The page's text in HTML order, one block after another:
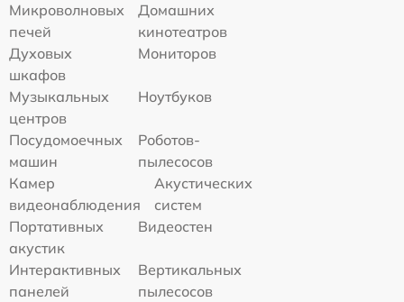
Микроволновых
печей
Домашних
кинотеатров
Духовых
шкафов
Мониторов
Музыкальных
центров
Ноутбуков
Посудомоечных
машин
Роботов-
пылесосов
Камер
видеонаблюдения
Акустических
систем
Портативных
акустик
Видеостен
Интерактивных
панелей
Вертикальных
пылесосов